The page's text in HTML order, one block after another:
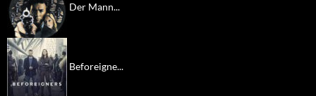
Der Mann...
Beforeigne...